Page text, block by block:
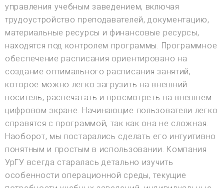
управления учебным заведением, включая
трудоустройство преподавателей, документацию,
материальные ресурсы и финансовые ресурсы,
находятся под контролем программы. Программное
обеспечение расписания ориентировано на
создание оптимального расписания занятий,
которое можно легко загрузить на внешний
носитель, распечатать и просмотреть на внешнем
цифровом экране. Начинающие пользователи легко
справятся с программой, так как она не сложная.
Наоборот, мы постарались сделать его интуитивно
понятным и простым в использовании. Компания
УрГУ всегда старалась детально изучить
особенности операционной среды, текущие